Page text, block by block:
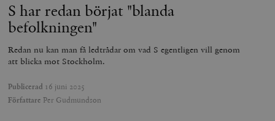
S har redan börjat "blanda
befolkningen"
Redan nu kan man få ledtrådar om vad S egentligen vill genom
att blicka mot Stockholm.
Publicerad 16 juni 2025
Författare Per Gudmundson